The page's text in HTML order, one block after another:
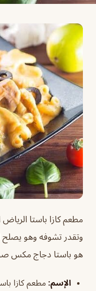
مطعم كازا باستا الرياض
وتقدر تشوفه وهو يصلح
هو باستا دجاج مكس
الإسم: مطعم كازا